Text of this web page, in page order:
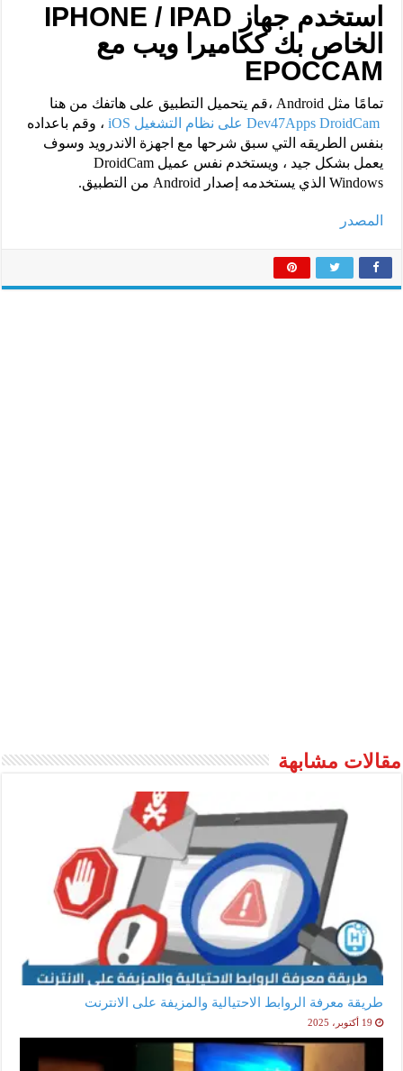
استخدم جهاز IPHONE / IPAD
الخاص بك ككاميرا ويب مع
EPOCCAM
تمامًا مثل Android ،قم يتحميل التطبيق على هاتفك من هنا
Dev47Apps DroidCam على نظام التشغيل iOS
، وقم باعداده
بنفس الطريقه التي سبق شرحها مع اجهزة الاندرويد وسوف
يعمل بشكل جيد ، ويستخدم نفس عميل DroidCam
Windows الذي يستخدمه إصدار Android من التطبيق.
المصدر
مقالات مشابهة
طريقة معرفة الروابط الاحتيالية والمزيفة على الانترنت
19 أكتوبر، 2025